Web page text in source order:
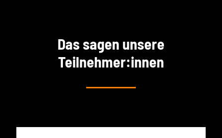
Das sagen unsere
Teilnehmer:innen